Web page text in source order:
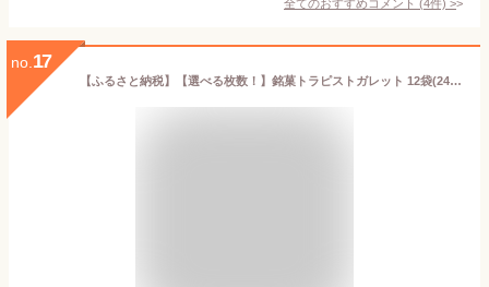
全てのおすすめコメント (4件) >
no. 17
【ふるさと納税】【選べる枚数！】銘菓トラピストガレット 12袋(24枚) または 24袋(48枚)入 〔A-4〕〔B-7〕 お菓子 菓子 銘菓 手づくり 那須町